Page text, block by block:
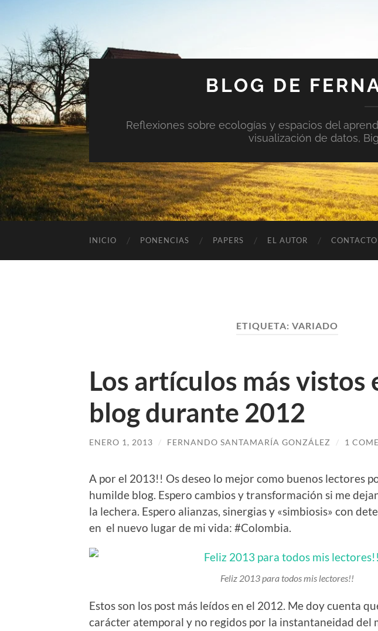
BLOG DE
Reflexiones sobre ecologías y espacios del
visualización de datos,
INICIO PONENCIAS PAPERS EL AUTOR CONTACTO
ETIQUETA: VARIADO
Los artículos más vistos
blog durante 2012
ENERO 1, 2013 / FERNANDO SANTAMARÍA GONZÁLEZ / 1
A por el 2013!! Os deseo lo mejor como buenos lectores
humilde blog. Espero cambios y transformación si me
la lechera. Espero alianzas, sinergias y «simbiosis» con
en el nuevo lugar de mi vida: #Colombia.
Feliz 2013 para todos mis lectores!!
Estos son los post más leídos en el 2012. Me doy cuenta
carácter atemporal y no regidos por la instantaneidad del